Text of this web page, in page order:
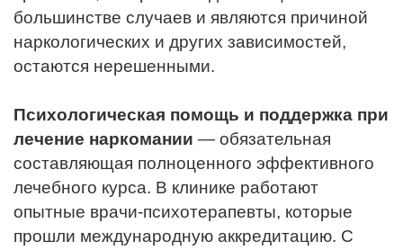
большинстве случаев и являются причиной
наркологических и других зависимостей,
остаются нерешенными.
Психологическая помощь и поддержка при
лечение наркомании — обязательная
составляющая полноценного эффективного
лечебного курса. В клинике работают
опытные врачи-психотерапевты, которые
прошли международную аккредитацию. С